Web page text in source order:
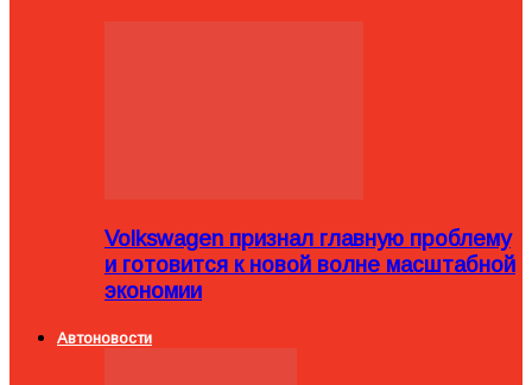
Volkswagen признал главную проблему
и готовится к новой волне масштабной
экономии
Автоновости